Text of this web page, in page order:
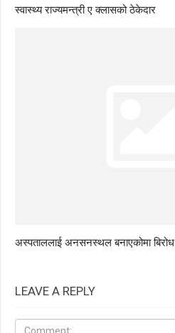
स्वास्थ्य राज्यमन्त्री ए क्लासको ठेकेदार
अस्पताललाई अनसनस्थल बनाएकोमा बिरोध
LEAVE A REPLY